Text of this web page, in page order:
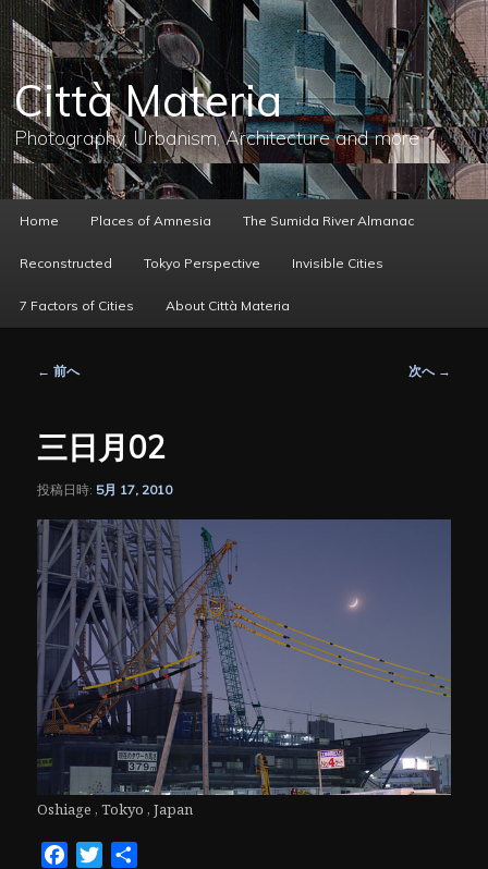
メ
イ
ン
コ
ン
テ
ン
へ
移
動
Città Materia
Photography, Urbanism, Architecture and more
ー
Home Places of Amnesia The Sumida River Almanac
Reconstructed Tokyo Perspective Invisible Cities
7 Factors of Cities About Città Materia
ゲ
シ
ン
← 前へ 次へ →
三日月02
投稿日時: 5月 17, 2010
Oshiage , Tokyo , Japan
FacebookTwitter